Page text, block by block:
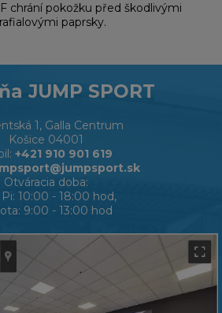
chrání pokožku před škodlivými
paprsky.
JUMP SPORT
1, Galla Centrum
Košice 04001
+421 910 901 619
Otváracia doba:
Pi: 10:00 - 18:00 hod,
9:00 - 13:00 hod